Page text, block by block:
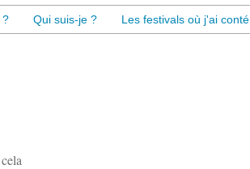
? Qui suis-je ? Les festivals où j'ai conté